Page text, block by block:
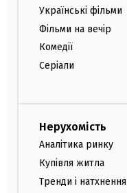
Українські фільми
Фільми на вечір
Комедії
Серіали
Нерухомість
Аналітика ринку
Купівля житла
Тренди і натхнення